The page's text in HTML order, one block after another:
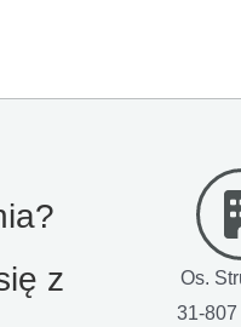
z
Os.
31-